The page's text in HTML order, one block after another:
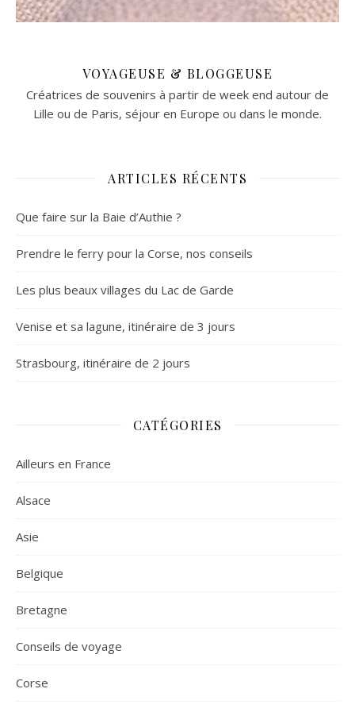
VOYAGEUSE & BLOGGEUSE
Créatrices de souvenirs à partir de week end autour de
Lille ou de Paris, séjour en Europe ou dans le monde.
ARTICLES RÉCENTS
Que faire sur la Baie d’Authie ?
Prendre le ferry pour la Corse, nos conseils
Les plus beaux villages du Lac de Garde
Venise et sa lagune, itinéraire de 3 jours
Strasbourg, itinéraire de 2 jours
CATÉGORIES
Ailleurs en France
Alsace
Asie
Belgique
Bretagne
Conseils de voyage
Corse